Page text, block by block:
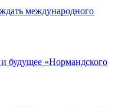
международного
будущее «Нормандского